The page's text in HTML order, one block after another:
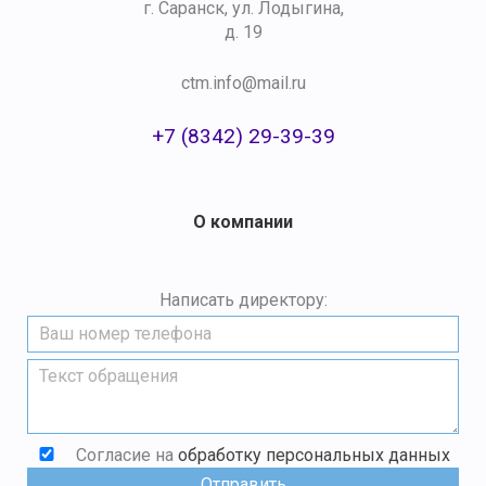
О компании
Написать директору:
Согласие на обработку персональных данных
г. Саранск, ул. Лодыгина,
д. 19
ctm.info@mail.ru
+7 (8342) 29-39-39